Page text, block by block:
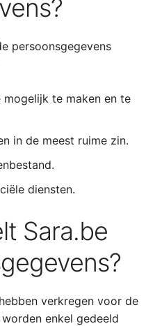
persoonsgegevens
te maken en te
in de meest ruime zin.
diensten.
Sara.be
verkregen voor de
enkel gedeeld